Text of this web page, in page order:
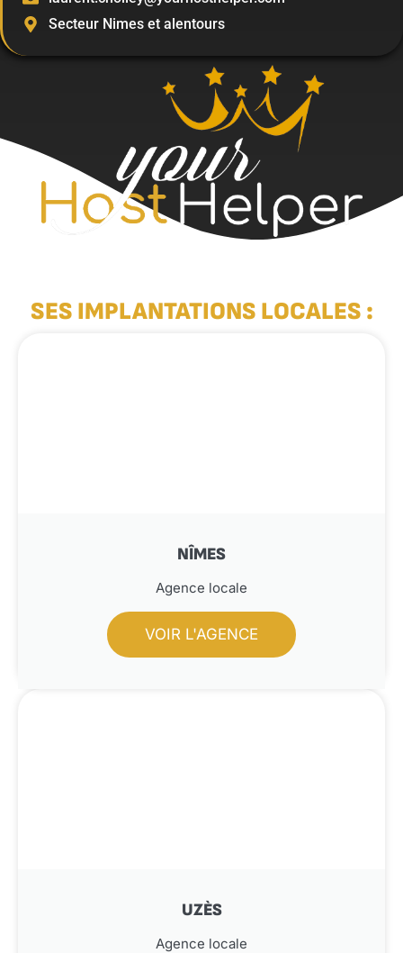
Secteur Nimes et alentours
SES IMPLANTATIONS LOCALES :
NÎMES
Agence locale
VOIR L'AGENCE
UZÈS
Agence locale